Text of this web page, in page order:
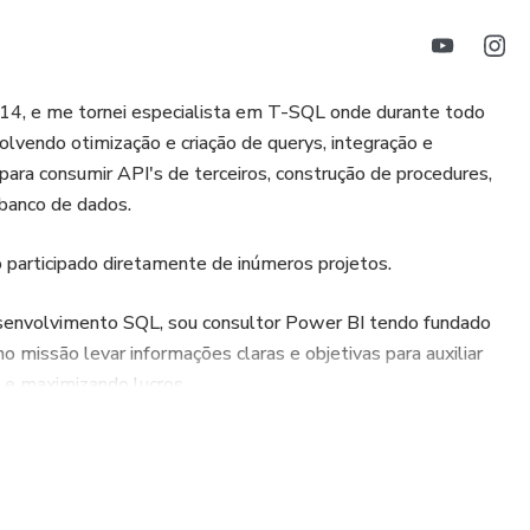
e me tornei especialista em T-SQL onde durante todo
otimização e criação de querys, integração e
consumir API's de terceiros, construção de procedures,
de dados.
diretamente de inúmeros projetos.
SQL, sou consultor Power BI tendo fundado
levar informações claras e objetivas para auxiliar
lucros.